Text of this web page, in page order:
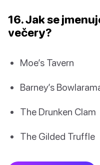
16. Jak se
večery?
Moe’s Tavern
Barney’s
The Drunken Clam
The Gilded Truffle